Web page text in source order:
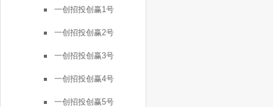
一创招投创赢1号
一创招投创赢2号
一创招投创赢3号
一创招投创赢4号
一创招投创赢5号